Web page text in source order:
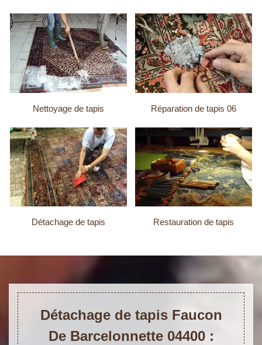
Nettoyage de tapis Réparation de tapis 06
Détachage de tapis Restauration de tapis
Détachage de tapis Faucon
De Barcelonnette 04400 :